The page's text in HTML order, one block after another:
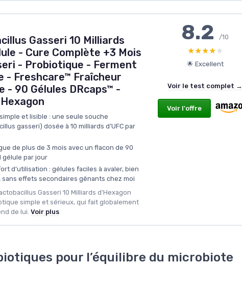
Gasseri 10 Milliards
- Cure Complète +3 Mois
- Probiotique - Ferment
- Freshcare™ Fraîcheur
- 90 Gélules DRcaps™ -
et lisible : une seule souche
gasseri) dosée à 10 milliards d’UFC par
de plus de 3 mois avec un flacon de 90
gélule par jour
d’utilisation : gélules faciles à avaler, bien
effets secondaires gênants chez moi
Gasseri 10 Milliards d’Hexagon
simple et sérieux, qui fait globalement
de lui. Voir plus
8.2/10
★★★★★
★★★★★
🌟 Excellent
Voir le test complet →
Voir l'offre
pour l’équilibre du microbiote